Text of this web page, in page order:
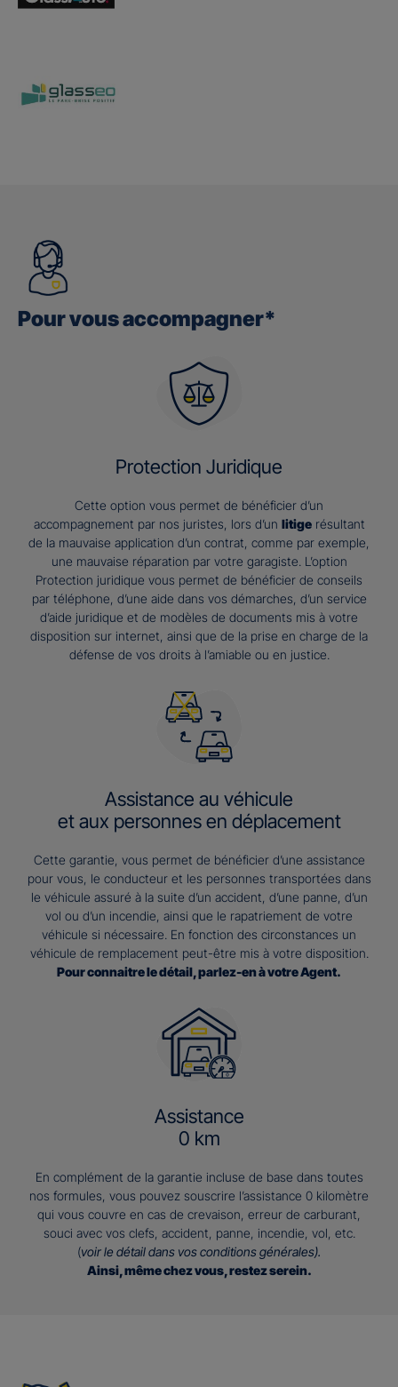
Pour vous accompagner*
Protection Juridique
Cette option vous permet de bénéficier d’un
accompagnement par nos juristes, lors d’un litigerésultant
de la mauvaise application d’un contrat, comme par exemple,
une mauvaise réparation par votre garagiste. L’option
Protection juridique vous permet de bénéficier de conseils
par téléphone, d’une aide dans vos démarches, d’un service
d’aide juridique et de modèles de documents mis à votre
disposition sur internet, ainsi que de la prise en charge de la
défense de vos droits à l’amiable ou en justice.
Assistance au véhicule
et aux personnes en déplacement
Cette garantie, vous permet de bénéficier d’une assistance
pour vous, le conducteur et les personnes transportées dans
le véhicule assuré à la suite d’un accident, d’une panne, d’un
vol ou d’un incendie, ainsi que le rapatriement de votre
véhicule si nécessaire. En fonction des circonstances un
véhicule de remplacement peut-être mis à votre disposition.
Pour connaitre le détail, parlez-en à votre Agent.
Assistance
0 km
En complément de la garantie incluse de base dans toutes
nos formules, vous pouvez souscrire l’assistance 0 kilomètre
qui vous couvre en cas de crevaison, erreur de carburant,
souci avec vos clefs, accident, panne, incendie, vol, etc.
(voir le détail dans vos conditions générales).
Ainsi, même chez vous, restez serein.